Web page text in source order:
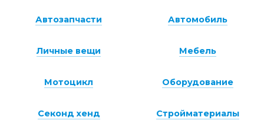
Автозапчасти Автомобиль
Личные вещи Мебель
Мотоцикл Оборудование
Секонд хенд Стройматериалы